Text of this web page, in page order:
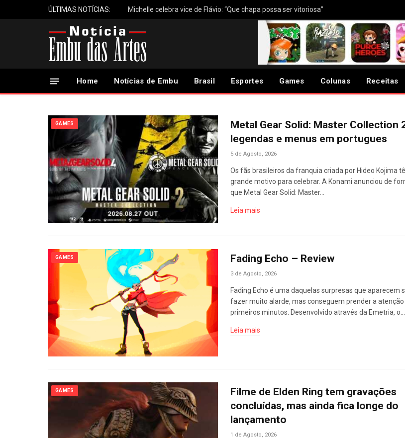
ÚLTIMAS NOTÍCIAS: Michelle celebra vice de Flávio: “Que chapa possa ser vitoriosa”
Home Notícias de Embu Brasil Esportes Games Colunas Receitas
GAMES
Metal Gear Solid: Master Collection
legendas e menus em portugues
5 de Agosto, 2026
Os fãs brasileiros da franquia criada por Hideo Kojima
grande motivo para celebrar. A Konami anunciou de
que Metal Gear Solid: Master…
Leia mais
GAMES Fading Echo – Review
3 de Agosto, 2026
Fading Echo é uma daquelas surpresas que aparecem
fazer muito alarde, mas conseguem prender a atenção
primeiros minutos. Desenvolvido através da Emetria, o…
Leia mais
GAMES
Filme de Elden Ring tem gravações
concluídas, mas ainda fica longe do
lançamento
1 de Agosto, 2026